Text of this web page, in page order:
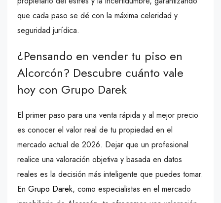
que cada paso se dé con la máxima celeridad y
seguridad jurídica.
¿Pensando en vender tu piso en
Alcorcón? Descubre cuánto vale
hoy con Grupo Darek
El primer paso para una venta rápida y al mejor precio
es conocer el valor real de tu propiedad en el
mercado actual de 2026. Dejar que un profesional
realice una valoración objetiva y basada en datos
reales es la decisión más inteligente que puedes tomar.
En Grupo Darek, como especialistas en el mercado